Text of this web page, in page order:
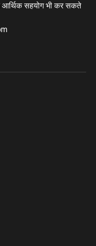
आर्थिक सहयोग भी कर सकते